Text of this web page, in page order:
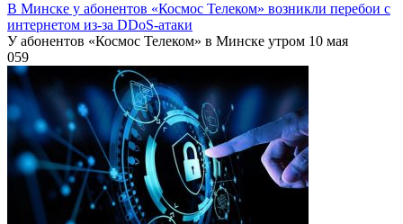
В Минске у абонентов «Космос Телеком» возникли перебои с
интернетом из-за DDoS-атаки
У абонентов «Космос Телеком» в Минске утром 10 мая
059